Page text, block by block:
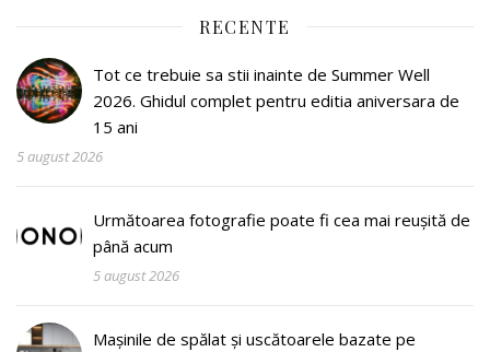
RECENTE
Tot ce trebuie sa stii inainte de Summer Well
2026. Ghidul complet pentru editia aniversara de
15 ani
5 august 2026
Următoarea fotografie poate fi cea mai reușită de
până acum
5 august 2026
Mașinile de spălat și uscătoarele bazate pe